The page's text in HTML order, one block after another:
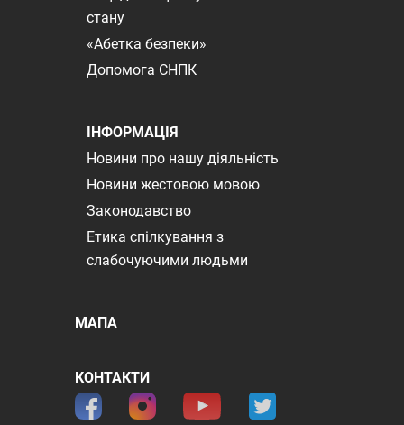
стану
«Абетка безпеки»
Допомога СНПК
ІНФОРМАЦІЯ
Новини про нашу діяльність
Новини жестовою мовою
Законодавство
Етика спілкування з
слабочуючими людьми
МАПА
КОНТАКТИ